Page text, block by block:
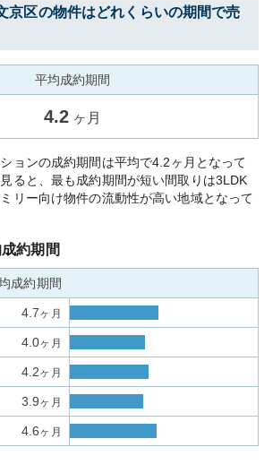
京区の物件はどれくらいの期間で売
平均成約期間
4.2 ヶ月
ョンの成約期間は平均で4.2ヶ月となって
ると、最も成約期間が短い間取りは3LDK
リー向け物件の流動性が高い地域となって
約期間
成約期間
4.7ヶ月
4.0ヶ月
4.2ヶ月
3.9ヶ月
4.6ヶ月